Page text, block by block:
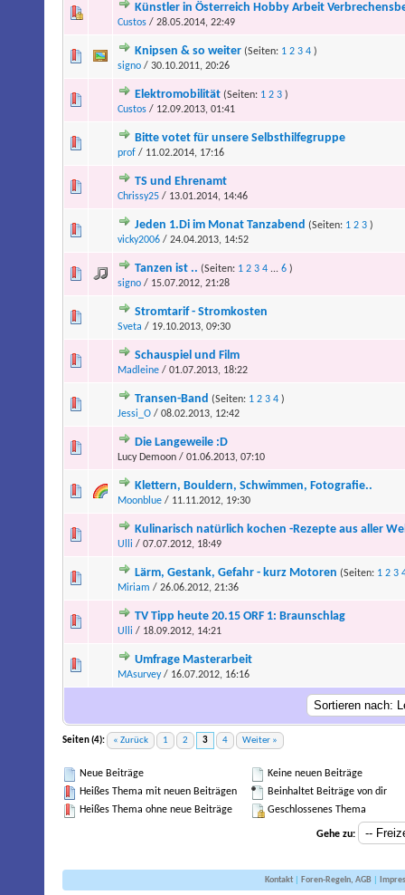
Künstler in Österreich Hobby Arbeit
Custos / 28.05.2014, 22:49
Knipsen & so weiter (Seiten: 1 2 3 4 )
signo / 30.10.2011, 20:26
Elektromobilität (Seiten: 1 2 3 )
Custos / 12.09.2013, 01:41
Bitte votet für unsere Selbsthilfegruppe
prof / 11.02.2014, 17:16
TS und Ehrenamt
Chrissy25 / 13.01.2014, 14:46
Jeden 1.Di im Monat Tanzabend (Seiten: 1 2 3 )
vicky2006 / 24.04.2013, 14:52
Tanzen ist .. (Seiten: 1 2 3 4 ... 6 )
signo / 15.07.2012, 21:28
Stromtarif - Stromkosten
Sveta / 19.10.2013, 09:30
Schauspiel und Film
Madleine / 01.07.2013, 18:22
Transen-Band (Seiten: 1 2 3 4 )
Jessi_O / 08.02.2013, 12:42
Die Langeweile :D
Lucy Demoon / 01.06.2013, 07:10
Klettern, Bouldern, Schwimmen, Fotografie..
Moonblue / 11.11.2012, 19:30
Kulinarisch natürlich kochen -Rezepte aus aller
Ulli / 07.07.2012, 18:49
Lärm, Gestank, Gefahr - kurz Motoren (Seiten: 1 2 3
Miriam / 26.06.2012, 21:36
TV Tipp heute 20.15 ORF 1: Braunschlag
Ulli / 18.09.2012, 14:21
Umfrage Masterarbeit
MAsurvey/ 16.07.2012, 16:16
Seiten (4): « Zurück 1 2 3 4 Weiter »
Neue Beiträge
Heißes Thema mit neuen Beiträgen
Heißes Thema ohne neue Beiträge
Keine neuen Beiträge
Beinhaltet Beiträge von dir
Geschlossenes Thema
Gehe zu:
Kontakt| Foren-Regeln, AGB|